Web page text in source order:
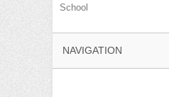
School